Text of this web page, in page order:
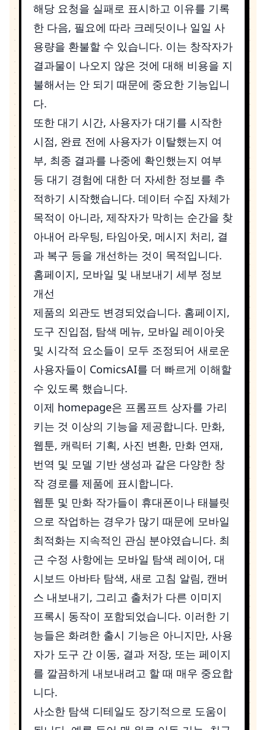
해당 요청을 실패로 표시하고 이유를 기록
한 다음, 필요에 따라 크레딧이나 일일 사
용량을 환불할 수 있습니다. 이는 창작자가
결과물이 나오지 않은 것에 대해 비용을 지
불해서는 안 되기 때문에 중요한 기능입니
다.
또한 대기 시간, 사용자가 대기를 시작한
시점, 완료 전에 사용자가 이탈했는지 여
부, 최종 결과를 나중에 확인했는지 여부
등 대기 경험에 대한 더 자세한 정보를 추
적하기 시작했습니다. 데이터 수집 자체가
목적이 아니라, 제작자가 막히는 순간을 찾
아내어 라우팅, 타임아웃, 메시지 처리, 결
과 복구 등을 개선하는 것이 목적입니다.
홈페이지, 모바일 및 내보내기 세부 정보
개선
제품의 외관도 변경되었습니다. 홈페이지,
도구 진입점, 탐색 메뉴, 모바일 레이아웃
및 시각적 요소들이 모두 조정되어 새로운
사용자들이 ComicsAI를 더 빠르게 이해할
수 있도록 했습니다.
이제 homepage은 프롬프트 상자를 가리
키는 것 이상의 기능을 제공합니다. 만화,
웹툰, 캐릭터 기획, 사진 변환, 만화 연재,
번역 및 모델 기반 생성과 같은 다양한 창
작 경로를 제품에 표시합니다.
웹툰 및 만화 작가들이 휴대폰이나 태블릿
으로 작업하는 경우가 많기 때문에 모바일
최적화는 지속적인 관심 분야였습니다. 최
근 수정 사항에는 모바일 탐색 레이어, 대
시보드 아바타 탐색, 새로 고침 알림, 캔버
스 내보내기, 그리고 출처가 다른 이미지
프록시 동작이 포함되었습니다. 이러한 기
능들은 화려한 출시 기능은 아니지만, 사용
자가 도구 간 이동, 결과 저장, 또는 페이지
를 깔끔하게 내보내려고 할 때 매우 중요합
니다.
사소한 탐색 디테일도 장기적으로 도움이